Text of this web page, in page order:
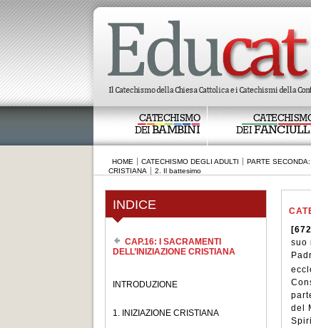
CATECHISMO
DEIBAMBINI
DEI
HOME CATECHISMO DEGLI ADULTI PARTE
CRISTIANA
2. Il battesimo
INDICE
CAP.16: I SACRAMENTI
DELL’INIZIAZIONE CRISTIANA
INTRODUZIONE
1. INIZIAZIONE CRISTIANA
suo
del